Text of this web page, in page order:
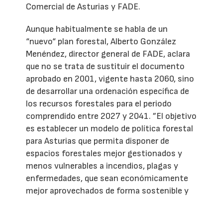
Comercial de Asturias y FADE.
Aunque habitualmente se habla de un
“nuevo“ plan forestal, Alberto González
Menéndez, director general de FADE, aclara
que no se trata de sustituir el documento
aprobado en 2001, vigente hasta 2060, sino
de desarrollar una ordenación específica de
los recursos forestales para el periodo
comprendido entre 2027 y 2041. ”El objetivo
es establecer un modelo de política forestal
para Asturias que permita disponer de
espacios forestales mejor gestionados y
menos vulnerables a incendios, plagas y
enfermedades, que sean económicamente
mejor aprovechados de forma sostenible y